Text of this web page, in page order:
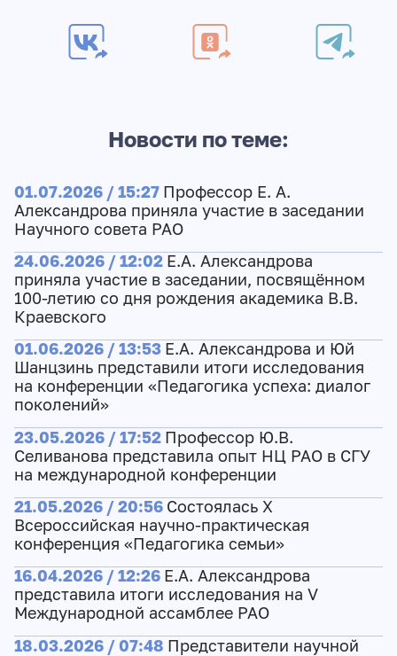
Новости по теме:
01.07.2026 / 15:27 Профессор Е. А.
Александрова приняла участие в заседании
Научного совета РАО
24.06.2026 / 12:02 Е.А. Александрова
приняла участие в заседании, посвящённом
100-летию со дня рождения академика В.В.
Краевского
01.06.2026 / 13:53 Е.А. Александрова и Юй
Шанцзинь представили итоги исследования
на конференции «Педагогика успеха: диалог
поколений»
23.05.2026 / 17:52 Профессор Ю.В.
Селиванова представила опыт НЦ РАО в СГУ
на международной конференции
21.05.2026 / 20:56 Состоялась X
Всероссийская научно-практическая
конференция «Педагогика семьи»
16.04.2026 / 12:26 Е.А. Александрова
представила итоги исследования на V
Международной ассамблее РАО
18.03.2026 / 07:48 Представители научной